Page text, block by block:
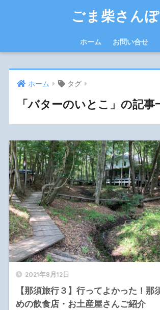
ごま柴さんぽ
ホーム お問い合せ
ホーム タグ
「バターのいとこ」の記事
2021年8月12日
【那須旅行３】行ってよかった！那
めの飲食店・お土産屋さんご紹介